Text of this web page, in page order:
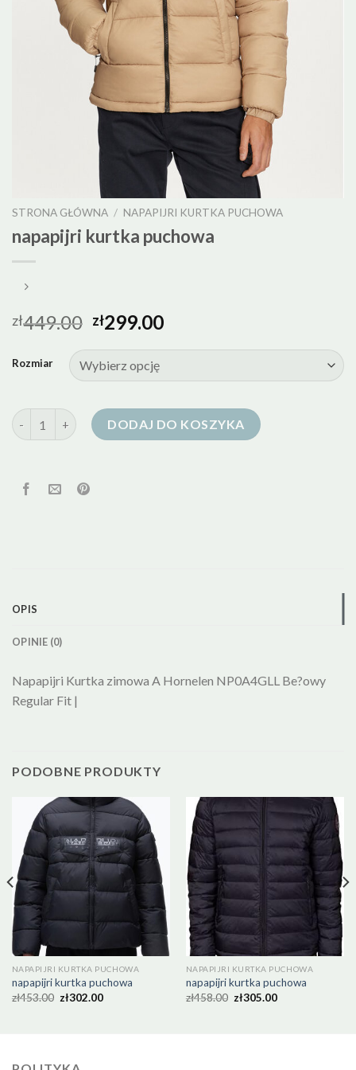
STRONA GŁÓWNA / NAPAPIJRI KURTKA PUCHOWA
napapijri kurtka puchowa
zł449.00 zł299.00
Rozmiar
ilość napapijri kurtka puchowaDODAJ DO KOSZYKA
OPIS
OPINIE (0)
Napapijri Kurtka zimowa A Hornelen NP0A4GLL Be?owy
Regular Fit |
PODOBNE PRODUKTY
NAPAPIJRI KURTKA PUCHOWA
napapijri kurtka puchowa
zł453.00 zł302.00
NAPAPIJRI KURTKA PUCHOWA
napapijri kurtka puchowa
zł458.00 zł305.00